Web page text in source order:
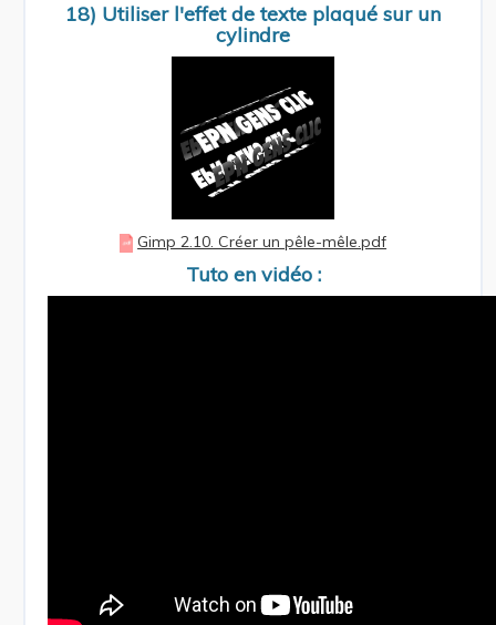
18) Utiliser l'effet de texte plaqué sur un
cylindre
Gimp 2.10. Créer un pêle-mêle.pdf
Tuto en vidéo :